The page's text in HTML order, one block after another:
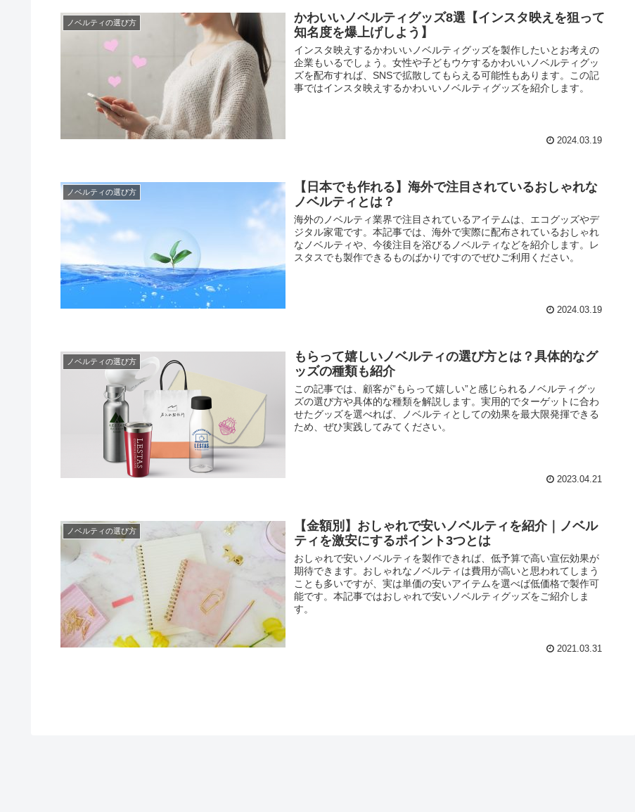
ノベルティの選び方
かわいいノベルティグッズ8選【インスタ映えを狙って
知名度を爆上げしよう】
インスタ映えするかわいいノベルティグッズを製作したいとお考えの
企業もいるでしょう。女性や子どもウケするかわいいノベルティグッ
ズを配布すれば、SNSで拡散してもらえる可能性もあります。この記
事ではインスタ映えするかわいいノベルティグッズを紹介します。
2024.03.19
ノベルティの選び方
【日本でも作れる】海外で注目されているおしゃれな
ノベルティとは？
海外のノベルティ業界で注目されているアイテムは、エコグッズやデ
ジタル家電です。本記事では、海外で実際に配布されているおしゃれ
なノベルティや、今後注目を浴びるノベルティなどを紹介します。レ
スタスでも製作できるものばかりですのでぜひご利用ください。
2024.03.19
ノベルティの選び方
もらって嬉しいノベルティの選び方とは？具体的なグ
ッズの種類も紹介
この記事では、顧客が”もらって嬉しい”と感じられるノベルティグッ
ズの選び方や具体的な種類を解説します。実用的でターゲットに合わ
せたグッズを選べれば、ノベルティとしての効果を最大限発揮できる
ため、ぜひ実践してみてください。
2023.04.21
ノベルティの選び方
【金額別】おしゃれで安いノベルティを紹介｜ノベル
ティを激安にするポイント3つとは
おしゃれで安いノベルティを製作できれば、低予算で高い宣伝効果が
期待できます。おしゃれなノベルティは費用が高いと思われてしまう
ことも多いですが、実は単価の安いアイテムを選べば低価格で製作可
能です。本記事ではおしゃれで安いノベルティグッズをご紹介しま
す。
2021.03.31